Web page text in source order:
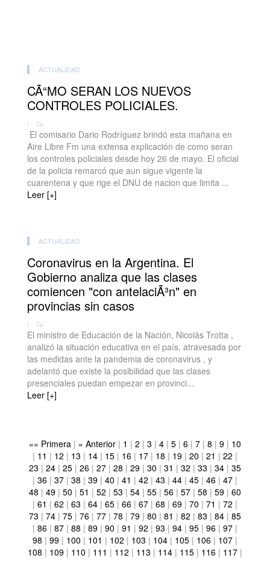
ACTUALIDAD
CÃ“MO SERAN LOS NUEVOS
CONTROLES POLICIALES.
| -
El comisario Dario Rodríguez brindó esta mañana en
Aire Libre Fm una extensa explicación de como seran
los controles policiales desde hoy 26 de mayo. El oficial
de la policia remarcó que aun sigue vigente la
cuarentena y que rige el DNU de nacion que limita ...
Leer [+]
ACTUALIDAD
Coronavirus en la Argentina. El
Gobierno analiza que las clases
comiencen "con antelaciÃ³n" en
provincias sin casos
| -
El ministro de Educación de la Nación, Nicolás Trotta ,
analizó la situación educativa en el país, atravesada por
las medidas ante la pandemia de coronavirus , y
adelantó que existe la posibilidad que las clases
presenciales puedan empezar en provinci...
Leer [+]
«« Primera | « Anterior | 1 | 2 | 3 | 4 | 5 | 6 | 7 | 8 | 9 | 10
| 11 | 12 | 13 | 14 | 15 | 16 | 17 | 18 | 19 | 20 | 21 | 22 |
23 | 24 | 25 | 26 | 27 | 28 | 29 | 30 | 31 | 32 | 33 | 34 | 35
| 36 | 37 | 38 | 39 | 40 | 41 | 42 | 43 | 44 | 45 | 46 | 47 |
48 | 49 | 50 | 51 | 52 | 53 | 54 | 55 | 56 | 57 | 58 | 59 | 60
| 61 | 62 | 63 | 64 | 65 | 66 | 67 | 68 | 69 | 70 | 71 | 72 |
73 | 74 | 75 | 76 | 77 | 78 | 79 | 80 | 81 | 82 | 83 | 84 | 85
| 86 | 87 | 88 | 89 | 90 | 91 | 92 | 93 | 94 | 95 | 96 | 97 |
98 | 99 | 100 | 101 | 102 | 103 | 104 | 105 | 106 | 107 |
108 | 109 | 110 | 111 | 112 | 113 | 114 | 115 | 116 | 117 |